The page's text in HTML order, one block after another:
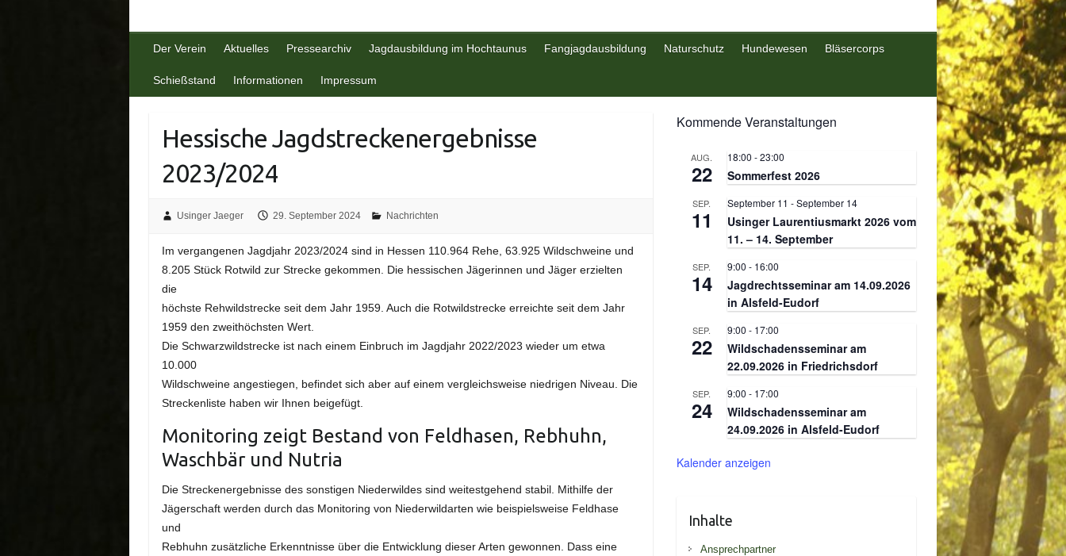
Der Verein Aktuelles Pressearchiv Jagdausbildung im Hochtaunus Fangjagdausbildung Naturschutz Hundewesen Bläsercorps
Schießstand Informationen Impressum
Hessische Jagdstreckenergebnisse
2023/2024
Usinger Jaeger 29. September 2024 Nachrichten
Im vergangenen Jagdjahr 2023/2024 sind in Hessen 110.964 Rehe, 63.925 Wildschweine und
8.205 Stück Rotwild zur Strecke gekommen. Die hessischen Jägerinnen und Jäger erzielten
die
höchste Rehwildstrecke seit dem Jahr 1959. Auch die Rotwildstrecke erreichte seit dem Jahr
1959 den zweithöchsten Wert.
Die Schwarzwildstrecke ist nach einem Einbruch im Jagdjahr 2022/2023 wieder um etwa
10.000
Wildschweine angestiegen, befindet sich aber auf einem vergleichsweise niedrigen Niveau. Die
Streckenliste haben wir Ihnen beigefügt.
Monitoring zeigt Bestand von Feldhasen, Rebhuhn,
Waschbär und Nutria
Die Streckenergebnisse des sonstigen Niederwildes sind weitestgehend stabil. Mithilfe der
Jägerschaft werden durch das Monitoring von Niederwildarten wie beispielsweise Feldhase
und
Rebhuhn zusätzliche Erkenntnisse über die Entwicklung dieser Arten gewonnen. Dass eine
Kommende Veranstaltungen
AUG.
22
18:00 -23:00
Sommerfest 2026
SEP.
11
September 11 -September 14
Usinger Laurentiusmarkt 2026 vom
11. – 14. September
SEP.
14
9:00 - 16:00
Jagdrechtsseminar am 14.09.2026
in Alsfeld-Eudorf
SEP.
22
9:00 - 17:00
Wildschadensseminar am
22.09.2026 in Friedrichsdorf
SEP.
24
9:00 - 17:00
Wildschadensseminar am
24.09.2026 in Alsfeld-Eudorf
Kalender anzeigen
Inhalte
Ansprechpartner